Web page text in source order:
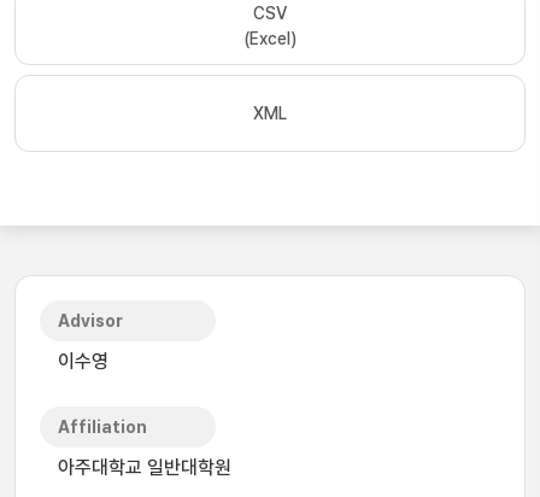
CSV
(Excel)
XML
Advisor
이수영
Affiliation
아주대학교 일반대학원